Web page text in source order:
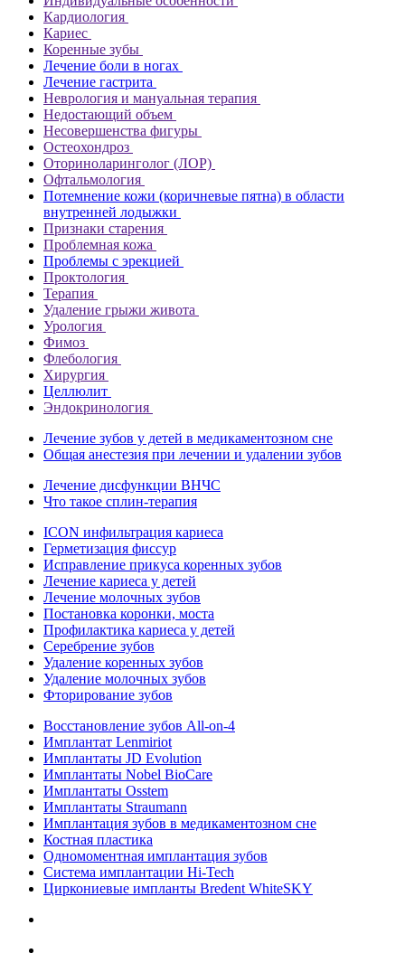
Кардиология
Кариес
Коренные зубы
Лечение боли в ногах
Лечение гастрита
Неврология и мануальная терапия
Недостающий объем
Несовершенства фигуры
Остеохондроз
Оториноларинголог (ЛОР)
Офтальмология
Потемнение кожи (коричневые пятна) в области
внутренней лодыжки
Признаки старения
Проблемная кожа
Проблемы с эрекцией
Проктология
Терапия
Удаление грыжи живота
Урология
Фимоз
Флебология
Хирургия
Целлюлит
Эндокринология
Лечение зубов у детей в медикаментозном сне
Общая анестезия при лечении и удалении зубов
Лечение дисфункции ВНЧС
Что такое сплин-терапия
ICON инфильтрация кариеса
Герметизация фиссур
Исправление прикуса коренных зубов
Лечение кариеса у детей
Лечение молочных зубов
Постановка коронки, моста
Профилактика кариеса у детей
Серебрение зубов
Удаление коренных зубов
Удаление молочных зубов
Фторирование зубов
Восстановление зубов All‑on‑4
Имплантат Lenmiriot
Имплантаты JD Evolution
Имплантаты Nobel BioСare
Имплантаты Osstem
Имплантаты Straumann
Имплантация зубов в медикаментозном сне
Костная пластика
Одномоментная имплантация зубов
Система имплантации Hi-Tech
Циркониевые импланты Bredent WhiteSKY